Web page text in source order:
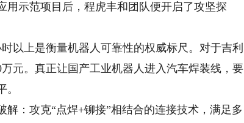
示范项目后，程虎丰和团队便开启了攻坚探
上是衡量机器人可靠性的权威标尺。对于吉利
元。真正让国产工业机器人进入汽车焊装线，要
：攻克“点焊+铆接”相结合的连接技术，满足多